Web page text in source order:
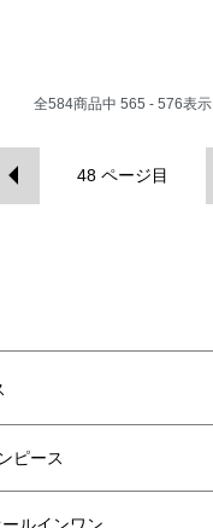
全584商品中 565 - 576表示
48 ページ目
ピース